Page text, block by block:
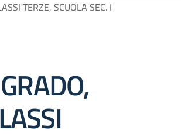
TERZE, SCUOLA SEC. I